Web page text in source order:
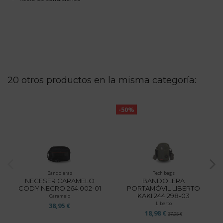
20 otros productos en la misma categoría:
Bandoleras
NECESER CARAMELO
CODY NEGRO 264.002-01
Caramelo
38,95 €
-50%
Tech bags
BANDOLERA
PORTAMÓVIL LIBERTO
KAKI 244.298-03
Liberto
18,98 € 37,95 €